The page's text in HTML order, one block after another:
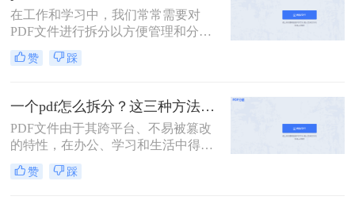
在工作和学习中，我们常常需要对
PDF文件进行拆分以方便管理和分
享。无论是为了减少文件大小以便于
传输，还是为了提取特定页面用于报
技巧都是非常有帮助的。那么pdf如何
拆分呢？本文将介绍三种简单且实用
的方法来拆分PDF文件。
赞 踩
一个pdf怎么拆分？这三种方法教你轻松拆分！
PDF文件由于其跨平台、不易被篡改
的特性，在办公、学习和生活中得到
了广泛的应用。然而，有时候一个大
型的PDF文件可能包含多个章节或不
赞 踩